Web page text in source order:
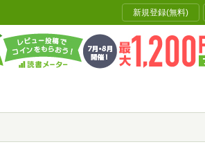
新規登録(無料)